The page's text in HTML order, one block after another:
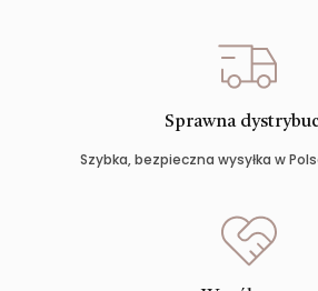
Sprawna
Szybka, bezpieczna wysyłka w